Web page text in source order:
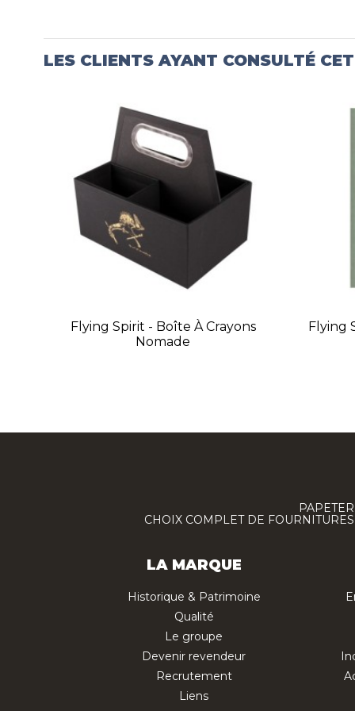
LES CLIENTS AYANT CONSULTÉ
Flying Spirit - Boîte À Crayons
Nomade
Flying
CHOIX COMPLET DE
LA MARQUE
Historique & Patrimoine
Qualité
Le groupe
Devenir revendeur
Recrutement
Liens